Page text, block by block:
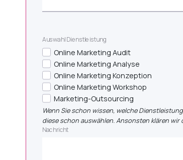
Auswahl Dienstleistung
Online Marketing Audit
Online Marketing Analyse
Online Marketing Konzeption
Online Marketing Workshop
Marketing-Outsourcing
Wenn Sie schon wissen, welche
diese schon auswählen. Ansonsten klären
Nachricht